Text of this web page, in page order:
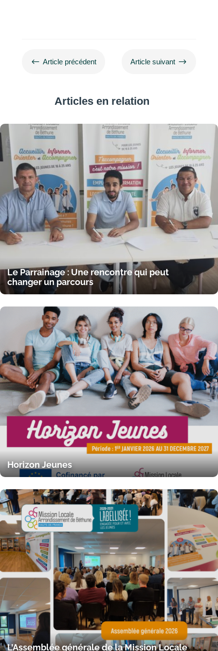
# Article précédent Article suivant $
Articles en relation
Le Parrainage : Une rencontre qui peut
changer un parcours
Horizon Jeunes
L’Assemblée générale de la Mission Locale